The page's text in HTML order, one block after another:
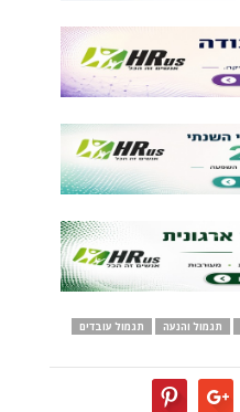
תגמול והנעה
תגמול עובדים